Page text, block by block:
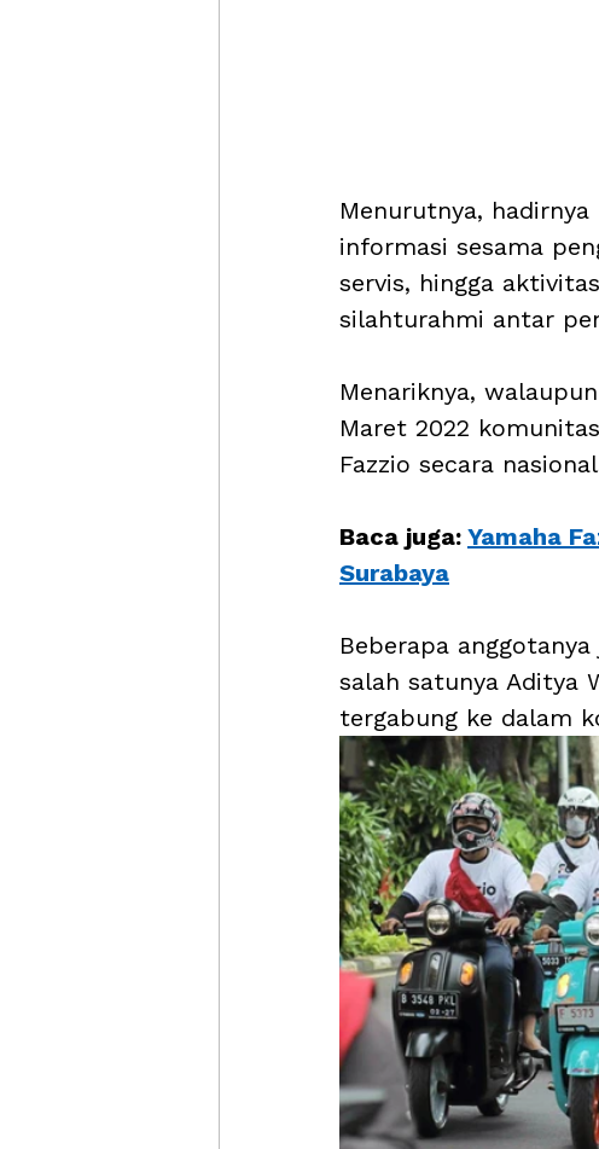
Menurutnya,
informasi sesama
servis, hingga
silahturahmi antar
Menariknya,
Maret 2022
Fazzio secara
Baca juga: Yamaha
Surabaya
Beberapa
salah satunya Aditya
tergabung ke dalam